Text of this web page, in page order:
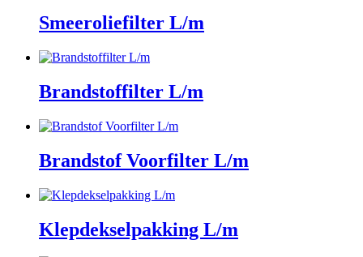
Smeeroliefilter L/m
Brandstoffilter L/m
Brandstof Voorfilter L/m
Klepdekselpakking L/m